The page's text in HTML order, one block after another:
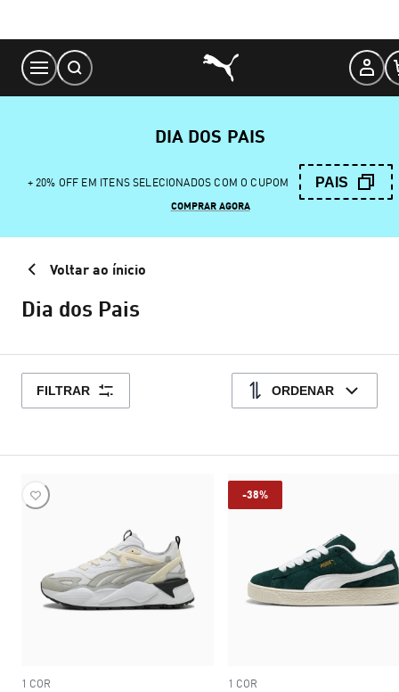
Content
DIA DOS PAIS
+ 20% OFF EM ITENS SELECIONADOS COM O CUPOM PAIS
COMPRAR AGORA
Voltar ao ínicio
Dia dos Pais
FILTRAR ORDENAR
1 COR
-38%
1 COR